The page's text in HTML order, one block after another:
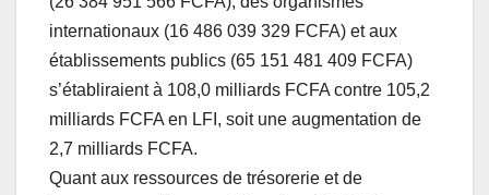
internationaux (16 486 039 329 FCFA) et aux
établissements publics (65 151 481 409 FCFA)
s’établiraient à 108,0 milliards FCFA contre 105,2
milliards FCFA en LFI, soit une augmentation de
2,7 milliards FCFA.
Quant aux ressources de trésorerie et de